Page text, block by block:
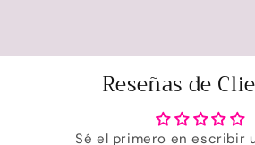
Reseñas de
Sé el primero en escribir